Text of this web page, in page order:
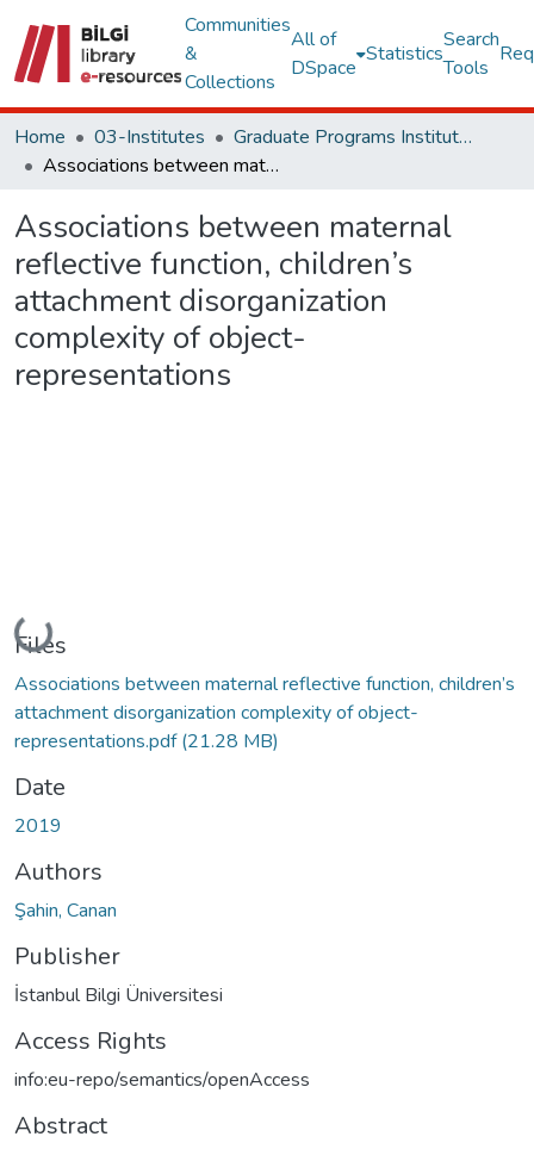
Communities
&
Collections
All of
DSpace
Statistics
Search
Tools
Home 03-Institutes
Graduate Programs Institute Thesis Collection
Associations between maternal reflective function, children’s attachment disorganization complexity of object-representations
Associations between maternal
reflective function, children’s
attachment disorganization
complexity of object-
representations
Loading...
Files
Associations between maternal reflective function, children’s
attachment disorganization complexity of object-
representations.pdf(21.28 MB)
Date
2019
Authors
Şahin, Canan
Publisher
İstanbul Bilgi Üniversitesi
Access Rights
info:eu-repo/semantics/openAccess
Abstract